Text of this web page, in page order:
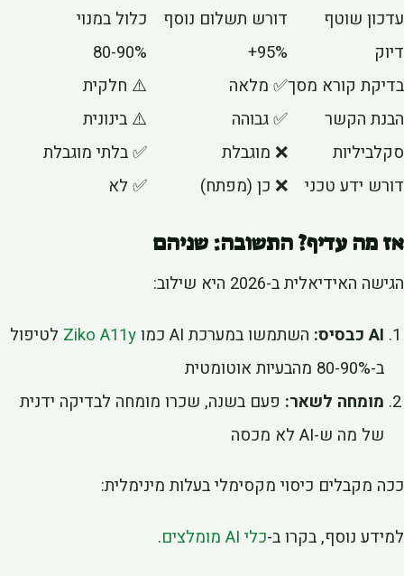
שוטף
דורש תשלום נוסף
כלול במנוי
95%+
80-90%
קורא מסך✅ מלאה
⚠️ חלקית
הקשר
✅ גבוהה
⚠️ בינונית
❌ מוגבלת
✅ בלתי מוגבלת
ידע טכני
❌ כן (מפתח) ✅ לא
מה עדיף? התשובה: שניהם
האידיאלית ב-2026 היא שילוב:
AI כבסיס: השתמשו במערכת AI כמו Ziko A11yלטיפול
ב-80-90% מהבעיות אוטומטית
מומחה לשאר:פעם בשנה, שכרו מומחה לבדיקה ידנית
של מה ש-AI לא מכסה
מקבלים כיסוי מקסימלי בעלות מינימלית:
נוסף, בקרו ב-כלי AI מומלצים .